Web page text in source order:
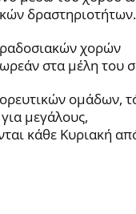
δραστηριοτήτων.
χορών
στα μέλη του
ομάδων,
μεγάλους,
κάθε Κυριακή